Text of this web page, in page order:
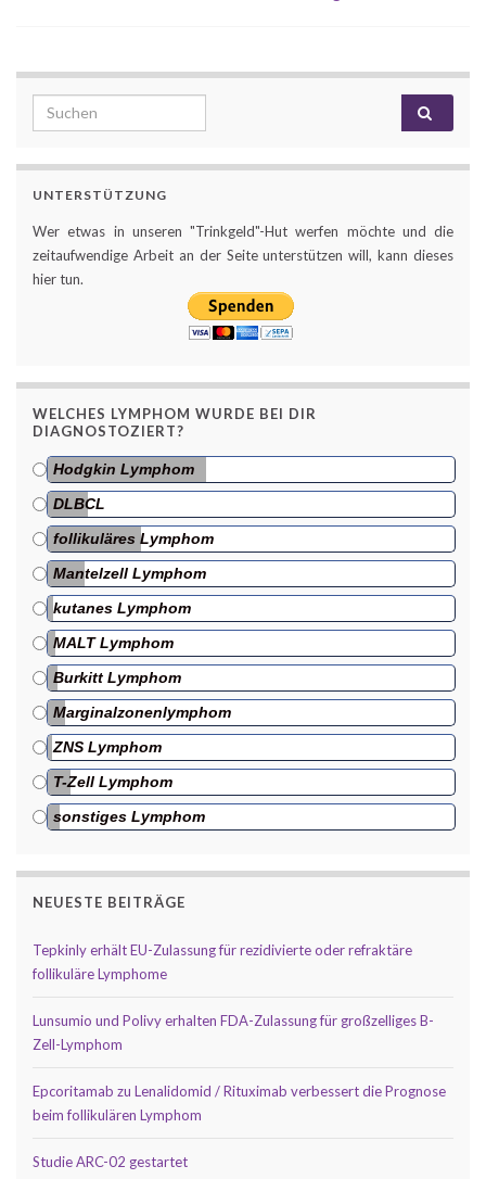
Search for:
UNTERSTÜTZUNG
Wer etwas in unseren "Trinkgeld"-Hut werfen möchte und die
zeitaufwendige Arbeit an der Seite unterstützen will, kann dieses
hier tun.
WELCHES LYMPHOM WURDE BEI DIR
DIAGNOSTOZIERT?
Hodgkin Lymphom
DLBCL
follikuläres Lymphom
Mantelzell Lymphom
kutanes Lymphom
MALT Lymphom
Burkitt Lymphom
Marginalzonenlymphom
ZNS Lymphom
T-Zell Lymphom
sonstiges Lymphom
NEUESTE BEITRÄGE
Tepkinly erhält EU-Zulassung für rezidivierte oder refraktäre
follikuläre Lymphome
Lunsumio und Polivy erhalten FDA-Zulassung für großzelliges B-
Zell-Lymphom
Epcoritamab zu Lenalidomid / Rituximab verbessert die Prognose
beim follikulären Lymphom
Studie ARC-02 gestartet